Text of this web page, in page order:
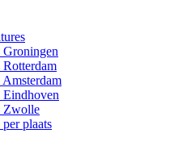
Groningen
Eindhoven
Zwolle
plaats